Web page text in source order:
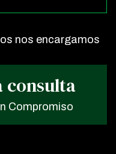
nos encargamos
consulta
Compromiso